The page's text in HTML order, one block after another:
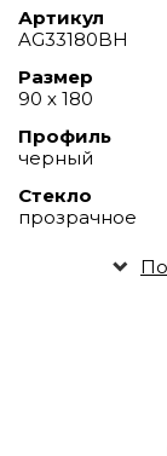
Артикул
AG33180BH
Размер
90 х 180
Профиль
черный
Стекло
прозрачное